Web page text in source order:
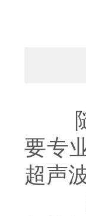
随
要专
超声
超